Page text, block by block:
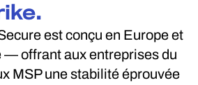
est conçu en Europe et
— offrant aux entreprises du
MSP une stabilité éprouvée